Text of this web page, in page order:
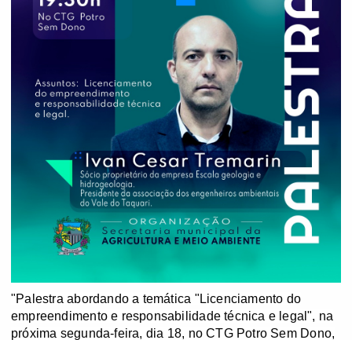
"Palestra abordando a temática "Licenciamento do
empreendimento e responsabilidade técnica e legal", na
próxima segunda-feira, dia 18, no CTG Potro Sem Dono,